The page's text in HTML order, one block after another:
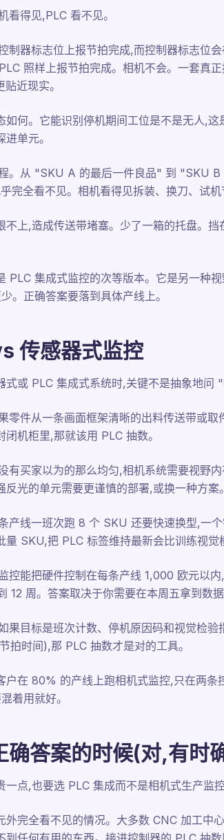
看得见,PLC 看不见。
制器标志位上报节拍完成,而控制器标志位
照样上报节拍完成。相机不会。一套真
近现实。
如何。它能识别停机期间工位是不是无人,
单元。
。从 "SKU A 的最后一件良品" 到 "SKU
完全看不见。相机看得见拆装、换刀、试机
不上,造成传送带堵塞。少了一箱的托盘。
PLC 集成式监控的次等版本。它是另一种
。正确答案要落到具体产线上。
传感器式监控
式或 PLC 集成式系统时,关键不是抽象地问
零件从一条画面框架清晰的出料传送带或
机柜里,那就该用 PLC 抽数。
有买家以为的那么均匀,相机系统需要视野
光的单元需要更谨慎的部署,或换一种方案。
产线一班次跑 8 个 SKU 还要快速换型,一
SKU,把 PLC 标签维持最新会比训练视觉
控能把硬件控制在每条产线 1,000 欧元以
周。答案取决于你需要在本周五拿到数据
果目标是班次计数、停机原因码和视觉检
拍时间),那 PLC 抽数才是对的工具。
户在 80% 的产线上跑相机式监控,只在两
着用就好。
确答案的时候(对,有时
点,也要选 PLC 集成而不是相机式生产监
外完全看不见的情况。大多数 CNC 加工中